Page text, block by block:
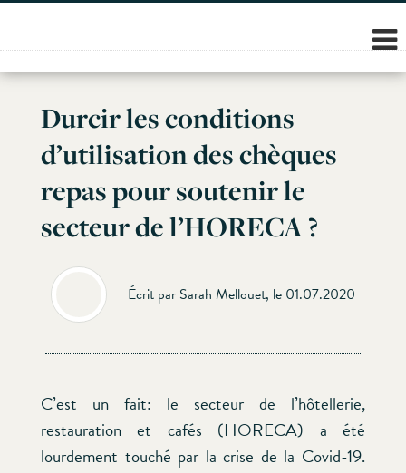
Skip
content
Durcir les conditions
d’utilisation des chèques
repas pour soutenir le
secteur de l’HORECA ?
Écrit par Sarah Mellouet, le 01.07.2020
C’est un fait: le secteur de l’hôtellerie,
restauration et cafés (HORECA) a été
lourdement touché par la crise de la Covid-19.